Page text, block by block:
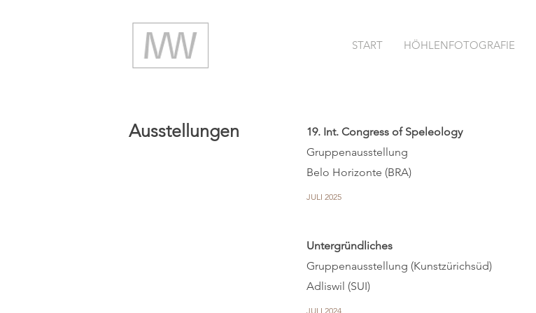
START HÖHLENFOTOGRAFIE
Ausstellungen
19. Int. Congress of Speleology
Gruppenausstellung
Belo Horizonte (BRA)
JULI 2025
Untergründliches
Gruppenausstellung (Kunstzürichsüd)
Adliswil (SUI)
JULI 2024